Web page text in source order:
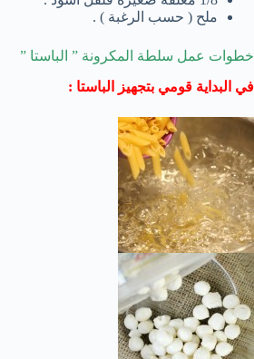
ملح ( حسب الرغبة ) .
خطوات عمل سلطة المكرونة ” الباستا ”
في البداية قومي بتجهيز الباستا :